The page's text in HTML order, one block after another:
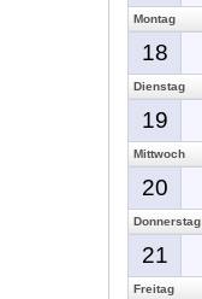
Montag
18
Dienstag
19
Mittwoch
20
Donnerstag
21
Freitag